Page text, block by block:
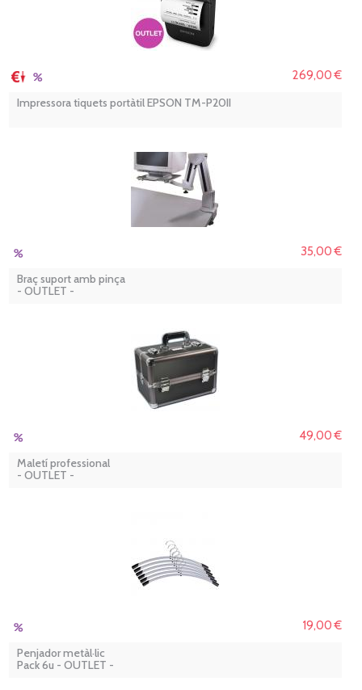
269,00 €
Impressora tiquets portàtil EPSON TM-P20II
35,00 €
Braç suport amb pinça
- OUTLET -
49,00 €
Maletí professional
- OUTLET -
19,00 €
Penjador metàl·lic
Pack 6u - OUTLET -